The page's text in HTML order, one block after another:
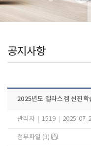
공지사항
2025년도 엘라스켐 신진
관리자 1519 2025-07-
첨부파일 (3)